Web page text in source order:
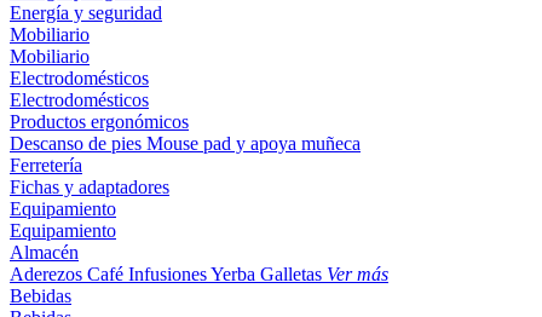
Energía y seguridad
Mobiliario
Mobiliario
Electrodomésticos
Electrodomésticos
Productos ergonómicos
Descanso de pies Mouse pad y apoya muñeca
Ferretería
Fichas y adaptadores
Equipamiento
Equipamiento
Almacén
Aderezos Café InfusionesYerba Galletas Ver más
Bebidas